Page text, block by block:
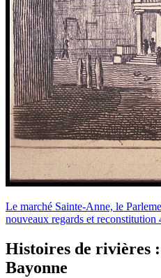
Le marché Sainte-Anne, le
nouveaux regards et reconstitution
Histoires de rivières
Bayonne